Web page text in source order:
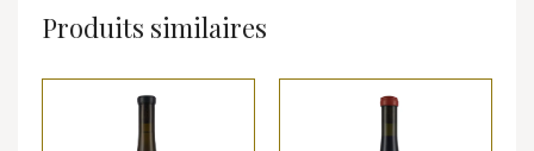
Produits similaires